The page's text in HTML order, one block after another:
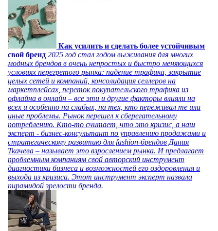
Как усилить и сделать более устойчивым
свой бренд 2025 год стал годом выживания для многих
модных брендов в очень непростых и быстро меняющихся
условиях перегретого рынка: падение трафика, закрытие
целых сетей и компаний, консолидация селлеров на
маркетплейсах, переток покупательского трафика из
офлайна в онлайн – все эти и другие факторы влияли на
всех и особенно на слабых, на тех, кто переживал те или
иные проблемы. Рынок перешел к сберегательному
потреблению. Кто-то считает, что это кризис, а наш
эксперт - бизнес-консультант по управлению продажами и
стратегическому развитию для fashion-брендов Дания
Ткачева – называет это взрослением рынка. И предлагает
проблемным компаниям свой авторский инструмент
диагностики бизнеса и возможностей его оздоровления и
выхода из кризиса. Этот инструмент эксперт назвала
пирамидой зрелости бренда.